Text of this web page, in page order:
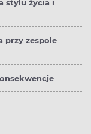
stylu życia i
przy zespole